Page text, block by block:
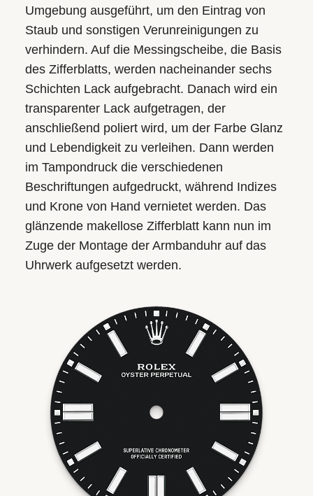
Umgebung ausgeführt, um den Eintrag von
Staub und sonstigen Verunreinigungen zu
verhindern. Auf die Messingscheibe, die Basis
des Zifferblatts, werden nacheinander sechs
Schichten Lack aufgebracht. Danach wird ein
transparenter Lack aufgetragen, der
anschließend poliert wird, um der Farbe Glanz
und Lebendigkeit zu verleihen. Dann werden
im Tampondruck die verschiedenen
Beschriftungen aufgedruckt, während Indizes
und Krone von Hand vernietet werden. Das
glänzende makellose Zifferblatt kann nun im
Zuge der Montage der Armbanduhr auf das
Uhrwerk aufgesetzt werden.